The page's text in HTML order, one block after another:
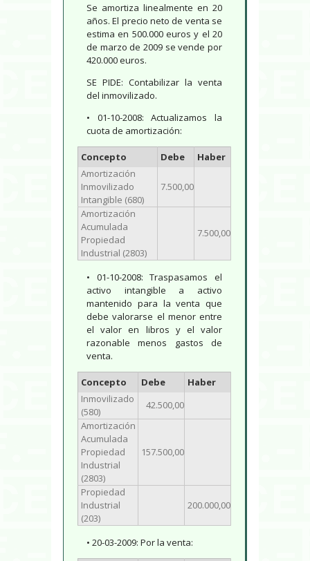
Se amortiza linealmente en 20
años. El precio neto de venta se
estima en 500.000 euros y el 20
de marzo de 2009 se vende por
420.000 euros.
SE PIDE: Contabilizar la venta
del inmovilizado.
• 01-10-2008: Actualizamos la
cuota de amortización:
Concepto Debe
Haber
Amortización
Inmovilizado
Intangible (680)
7.500,00
Amortización
Acumulada
Propiedad
Industrial (2803)
7.500,00
• 01-10-2008: Traspasamos el
activo intangible a activo
mantenido para la venta que
debe valorarse el menor entre
el valor en libros y el valor
razonable menos gastos de
venta.
Concepto Debe
Haber
Inmovilizado
(580)
42.500,00
Amortización
Acumulada
Propiedad
Industrial
(2803)
157.500,00
Propiedad
Industrial
(203)
200.000,00
• 20-03-2009: Por la venta: